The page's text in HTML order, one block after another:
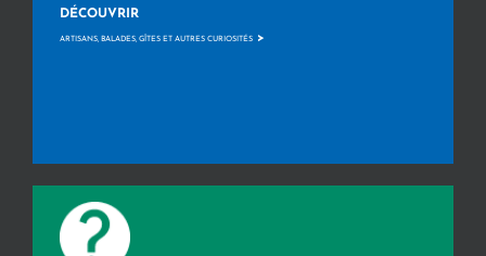
DÉCOUVRIR
ARTISANS, BALADES, GÎTES ET AUTRES CURIOSITÉS >